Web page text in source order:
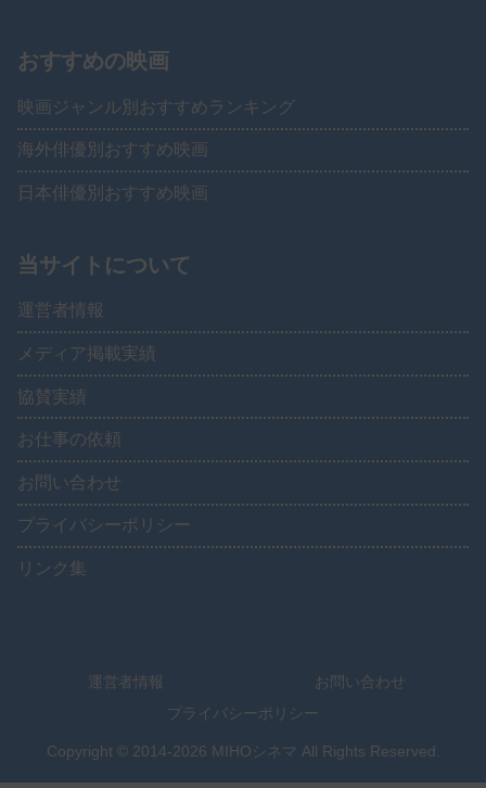
おすすめの映画
映画ジャンル別おすすめランキング
海外俳優別おすすめ映画
日本俳優別おすすめ映画
当サイトについて
運営者情報
メディア掲載実績
協賛実績
お仕事の依頼
お問い合わせ
プライバシーポリシー
リンク集
運営者情報
お問い合わせ
プライバシーポリシー
Copyright © 2014-2026 MIHOシネマ All Rights Reserved.